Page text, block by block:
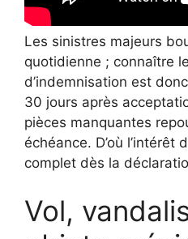
Les sinistres majeurs
quotidienne ; connaître
d’indemnisation est
30 jours après
pièces manquantes
échéance. D’où l’intérêt
complet dès la
Vol,